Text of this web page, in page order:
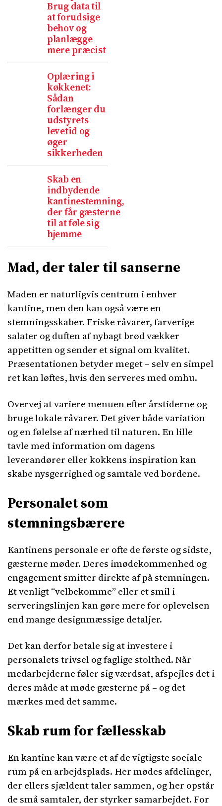
Brug data til
at forudsige
behov og
planlægge
mere præcist
Oplæring i
køkkenet:
Sådan
forlænger du
udstyrets
levetid og
øger
sikkerheden
Skab en
indbydende
kantinestemning,
der får gæsterne
til at føle sig
hjemme
Mad, der taler til sanserne
Maden er naturligvis centrum i enhver
kantine, men den kan også være en
stemningsskaber. Friske råvarer, farverige
salater og duften af nybagt brød vækker
appetitten og sender et signal om kvalitet.
Præsentationen betyder meget – selv en simpel
ret kan løftes, hvis den serveres med omhu.
Overvej at variere menuen efter årstiderne og
bruge lokale råvarer. Det giver både variation
og en følelse af nærhed til naturen. En lille
tavle med information om dagens
leverandører eller kokkens inspiration kan
skabe nysgerrighed og samtale ved bordene.
Personalet som
stemningsbærere
Kantinens personale er ofte de første og sidste,
gæsterne møder. Deres imødekommenhed og
engagement smitter direkte af på stemningen.
Et venligt “velbekomme” eller et smil i
serveringslinjen kan gøre mere for oplevelsen
end mange designmæssige detaljer.
Det kan derfor betale sig at investere i
personalets trivsel og faglige stolthed. Når
medarbejderne føler sig værdsat, afspejles det i
deres måde at møde gæsterne på – og det
mærkes med det samme.
Skab rum for fællesskab
En kantine kan være et af de vigtigste sociale
rum på en arbejdsplads. Her mødes afdelinger,
der ellers sjældent taler sammen, og her opstår
de små samtaler, der styrker samarbejdet. For